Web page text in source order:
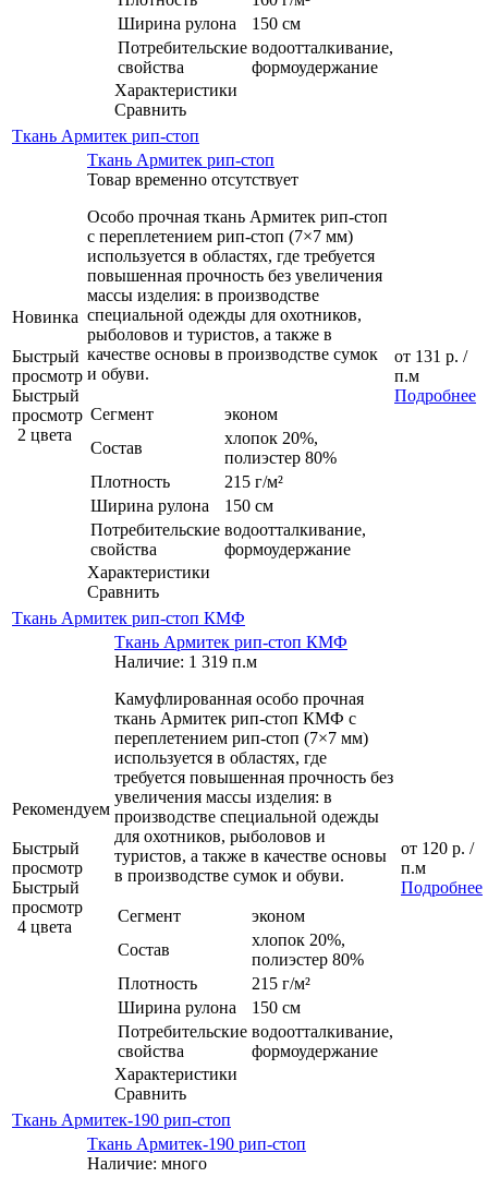
Ширина рулона
150 см
Потребительские
свойства
водоотталкивание,
формоудержание
Характеристики
Сравнить
Ткань Армитек рип-стоп
Новинка
Быстрый
просмотр
Быстрый
просмотр
2 цвета
Ткань Армитек рип-стоп
Товар временно отсутствует
Особо прочная ткань Армитек рип-стоп
с переплетением рип-стоп (7×7 мм)
используется в областях, где требуется
повышенная прочность без увеличения
массы изделия: в производстве
специальной одежды для охотников,
рыболовов и туристов, а также в
качестве основы в производстве сумок
и обуви.
Сегмент
эконом
Состав
хлопок 20%,
полиэстер 80%
Плотность
215 г/м²
Ширина рулона
150 см
Потребительские
свойства
водоотталкивание,
формоудержание
Характеристики
Сравнить
от 131 р. /
п.м
Подробнее
Ткань Армитек рип-стоп КМФ
Рекомендуем
Быстрый
просмотр
Быстрый
просмотр
4 цвета
Ткань Армитек рип-стоп КМФ
Наличие: 1 319 п.м
Камуфлированная особо прочная
ткань Армитек рип-стоп КМФ с
переплетением рип-стоп (7×7 мм)
используется в областях, где
требуется повышенная прочность без
увеличения массы изделия: в
производстве специальной одежды
для охотников, рыболовов и
туристов, а также в качестве основы
в производстве сумок и обуви.
Сегмент
эконом
Состав
хлопок 20%,
полиэстер 80%
Плотность
215 г/м²
Ширина рулона
150 см
Потребительские
свойства
водоотталкивание,
формоудержание
Характеристики
Сравнить
от 120 р. /
п.м
Подробнее
Ткань Армитек-190 рип-стоп
Ткань Армитек-190 рип-стоп
Наличие: много